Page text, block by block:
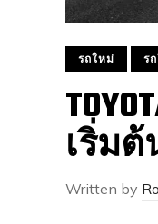
รถใหม่ ร
เริ่มต้
Written by